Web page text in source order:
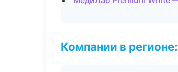
Компании в